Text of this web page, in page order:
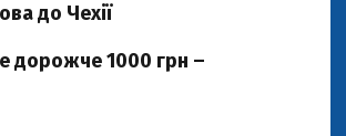
до Чехії
дорожче 1000 грн –